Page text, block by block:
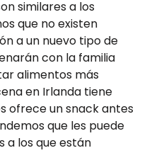
similares a los
que no existen
a un nuevo tipo de
con la familia
alimentos más
en Irlanda tiene
ofrece un snack antes
que les puede
a los que están